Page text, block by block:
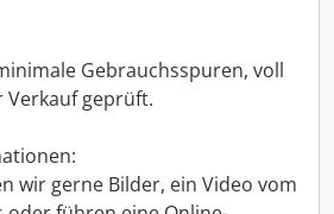
Gebrauchsspuren, voll
geprüft.
wir gerne Bilder, ein Video vom